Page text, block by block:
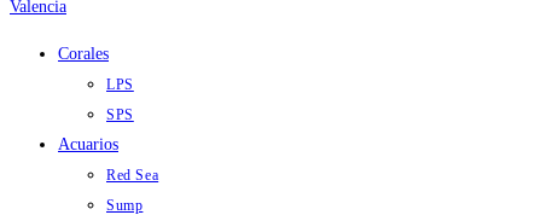
Corales
LPS
SPS
Acuarios
Red Sea
Sump